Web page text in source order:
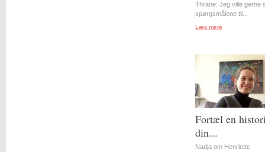
Thrane: Jeg ville gerne
spørgsmålene til...
Læs mere
Fortæl en
din...
Nadja om Henriette